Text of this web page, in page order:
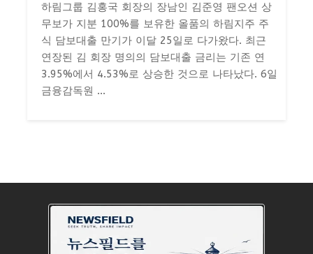
하림그룹 김홍국 회장의 장남인 김준영 팬오션 상
무보가 지분 100%를 보유한 올품의 하림지주 주
식 담보대출 만기가 이달 25일로 다가왔다. 최근
연장된 김 회장 명의의 담보대출 금리는 기존 연
3.95%에서 4.53%로 상승한 것으로 나타났다. 6일
금융감독원 ...